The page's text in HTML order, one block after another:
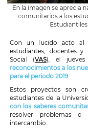
En la imagen se aprecia
comunitarios a los
Con un lucido acto al
estudiantes, docentes
Social (VAS), el
reconocimientos a los
para el periodo 2019.
Estos proyectos son
estudiantes de la
con los saberes
resolver problemas
intercambio.